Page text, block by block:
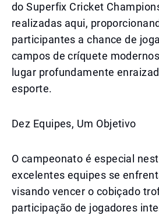
do Superfix Cricket
realizadas aqui,
participantes a chance de
campos de críquete
lugar profundamente
esporte.
Dez Equipes, Um Objetivo
O campeonato é especial
excelentes equipes se
visando vencer o cobiçado
participação de jogadores